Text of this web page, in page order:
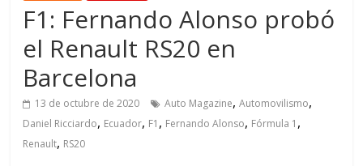
F1: Fernando Alonso probó
el Renault RS20 en
Barcelona
13 de octubre de 2020 Auto Magazine,Automovilismo,
Daniel Ricciardo, Ecuador, F1 , Fernando Alonso, Fórmula 1 ,
Renault, RS20